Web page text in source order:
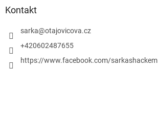
Kontakt
sarka@otajovicova.cz
+420602487655
https://www.facebook.com/sarkashackem